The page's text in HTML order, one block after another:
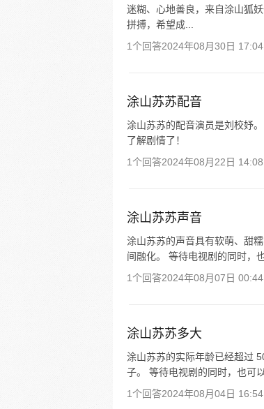
迷糊、心地善良，来自涂山狐
拼搏，希望成...
1个回答2024年08月30日 17:04
涂山苏苏配音
涂山苏苏的配音演员是刘校妤
了解剧情了！
1个回答2024年08月22日 14:08
涂山苏苏声音
涂山苏苏的声音具有软萌、甜
间融化。 等待电视剧的同时，
1个回答2024年08月07日 00:44
涂山苏苏多大
涂山苏苏的实际年龄已经超过
子。 等待电视剧的同时，也可
1个回答2024年08月04日 16:54